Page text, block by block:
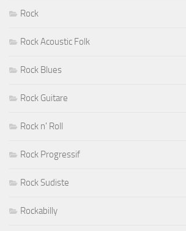
Rock
Rock Acoustic Folk
Rock Blues
Rock Guitare
Rock n' Roll
Rock Progressif
Rock Sudiste
Rockabilly